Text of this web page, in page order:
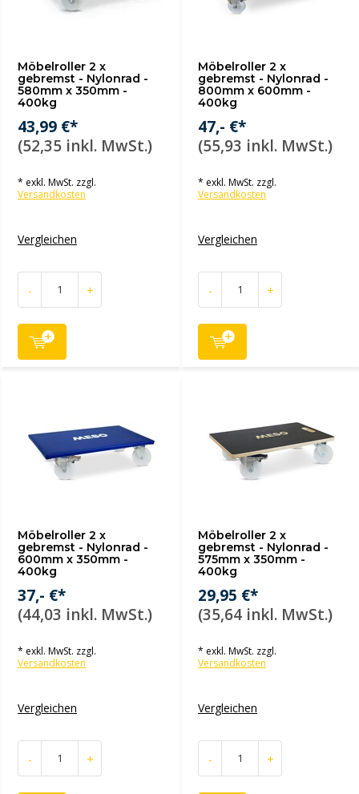
Möbelroller 2 x
gebremst - Nylonrad -
580mm x 350mm -
400kg
43,99 €*
(52,35 inkl. MwSt.)
* exkl. MwSt. zzgl.
Versandkosten
Vergleichen
- +
Möbelroller 2 x
gebremst - Nylonrad -
800mm x 600mm -
400kg
47,- €*
(55,93 inkl. MwSt.)
* exkl. MwSt. zzgl.
Versandkosten
Vergleichen
- +
Möbelroller 2 x
gebremst - Nylonrad -
600mm x 350mm -
400kg
37,- €*
(44,03 inkl. MwSt.)
* exkl. MwSt. zzgl.
Versandkosten
Vergleichen
- +
Möbelroller 2 x
gebremst - Nylonrad -
575mm x 350mm -
400kg
29,95 €*
(35,64 inkl. MwSt.)
* exkl. MwSt. zzgl.
Versandkosten
Vergleichen
- +